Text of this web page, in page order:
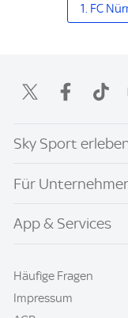
1. FC
Sky Sport
Für
App & Services
Häufige Fragen
Impressum